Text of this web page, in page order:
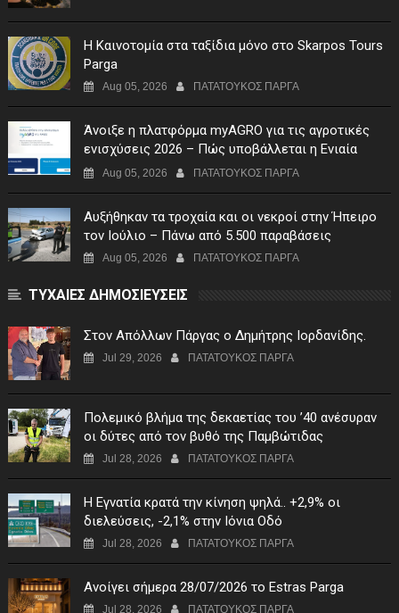
Η Καινοτομία στα ταξίδια μόνο στο Skarpos Tours
Parga
Aug 05, 2026 ΠΑΤΑΤΟΥΚΟΣ ΠΑΡΓΑ
Άνοιξε η πλατφόρμα myAGRO για τις αγροτικές
ενισχύσεις 2026 – Πώς υποβάλλεται η Ενιαία
Αίτηση Ενίσχυσης
Aug 05, 2026 ΠΑΤΑΤΟΥΚΟΣ ΠΑΡΓΑ
Αυξήθηκαν τα τροχαία και οι νεκροί στην Ήπειρο
τον Ιούλιο – Πάνω από 5.500 παραβάσεις
Aug 05, 2026 ΠΑΤΑΤΟΥΚΟΣ ΠΑΡΓΑ
ΤΥΧΑΙΕΣ ΔΗΜΟΣΙΕΥΣΕΙΣ
Στον Απόλλων Πάργας ο Δημήτρης Ιορδανίδης.
Jul 29, 2026 ΠΑΤΑΤΟΥΚΟΣ ΠΑΡΓΑ
Πολεμικό βλήμα της δεκαετίας του ’40 ανέσυραν
οι δύτες από τον βυθό της Παμβώτιδας
Jul 28, 2026 ΠΑΤΑΤΟΥΚΟΣ ΠΑΡΓΑ
Η Εγνατία κρατά την κίνηση ψηλά.. +2,9% οι
διελεύσεις, -2,1% στην Ιόνια Οδό
Jul 28, 2026 ΠΑΤΑΤΟΥΚΟΣ ΠΑΡΓΑ
Ανοίγει σήμερα 28/07/2026 το Estras Parga
Jul 28, 2026 ΠΑΤΑΤΟΥΚΟΣ ΠΑΡΓΑ